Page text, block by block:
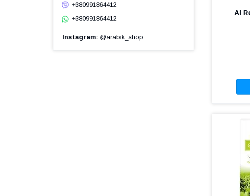
Al
+380991864412
+380991864412
Instagram @arabik_shop